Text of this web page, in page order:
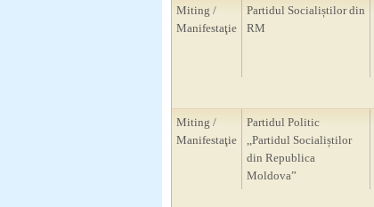
Miting /
Manifestaţie
Partidul Socialiștilor din
RM
Miting /
Manifestaţie
Partidul Politic
,,Partidul Socialiștilor
din Republica
Moldova”